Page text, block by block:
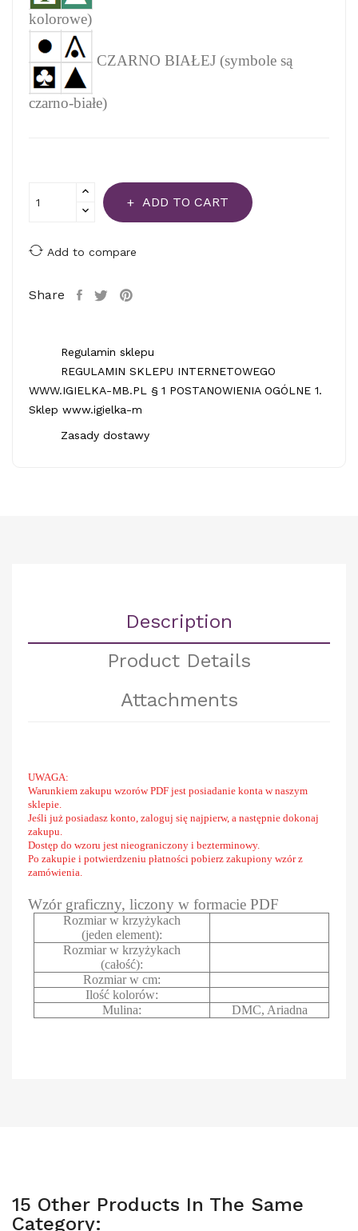
kolorowe)
CZARNO BIAŁEJ (symbole są
czarno-białe)
ADD TO CART
Add to compare
Share
Regulamin sklepu
REGULAMIN SKLEPU INTERNETOWEGO
WWW.IGIELKA-MB.PL § 1 POSTANOWIENIA OGÓLNE 1.
Sklep www.igielka-m
Zasady dostawy
Description
Product Details
Attachments
UWAGA:
Warunkiem zakupu wzorów PDF jest posiadanie konta w naszym
sklepie.
Jeśli już posiadasz konto, zaloguj się najpierw, a następnie dokonaj
zakupu.
Dostęp do wzoru jest nieograniczony i bezterminowy.
Po zakupie i potwierdzeniu płatności pobierz zakupiony wzór z
zamówienia.
Wzór graficzny, liczony w formacie PDF
Rozmiar w krzyżykach
(jeden element):
Rozmiar w krzyżykach
(całość):
Rozmiar w cm:
Ilość kolorów:
Mulina:
DMC, Ariadna
15 Other Products In The Same
Category: